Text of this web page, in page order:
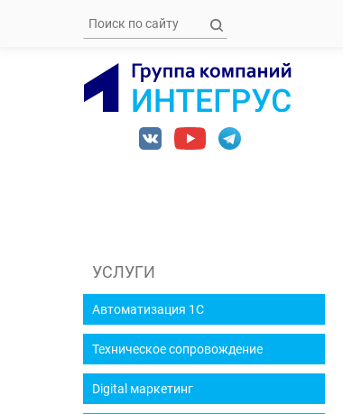
УСЛУГИ
Автоматизация 1С
Техническое сопровождение
Digital маркетинг